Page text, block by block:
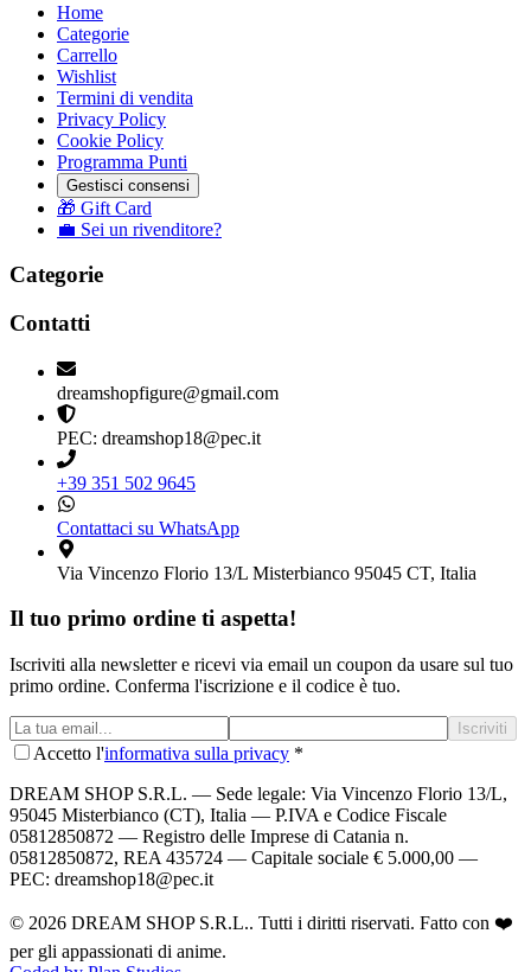
Home
Categorie
Carrello
Wishlist
Termini di vendita
Privacy Policy
Cookie Policy
Programma Punti
Gestisci consensi
🎁 Gift Card
💼 Sei un rivenditore?
Categorie
Contatti
dreamshopfigure@gmail.com
PEC: dreamshop18@pec.it
+39 351 502 9645
Contattaci su WhatsApp
Via Vincenzo Florio 13/L Misterbianco 95045 CT, Italia
Il tuo primo ordine ti aspetta!
Iscriviti alla newsletter e ricevi via email un coupon da usare sul tuo
primo ordine. Conferma l'iscrizione e il codice è tuo.
Iscriviti
Accetto l'informativa sulla privacy *
DREAM SHOP S.R.L. — Sede legale: Via Vincenzo Florio 13/L,
95045 Misterbianco (CT), Italia — P.IVA e Codice Fiscale
05812850872 — Registro delle Imprese di Catania n.
05812850872, REA 435724 — Capitale sociale € 5.000,00 —
PEC: dreamshop18@pec.it
© 2026 DREAM SHOP S.R.L.. Tutti i diritti riservati. Fatto con ❤️
per gli appassionati di anime.